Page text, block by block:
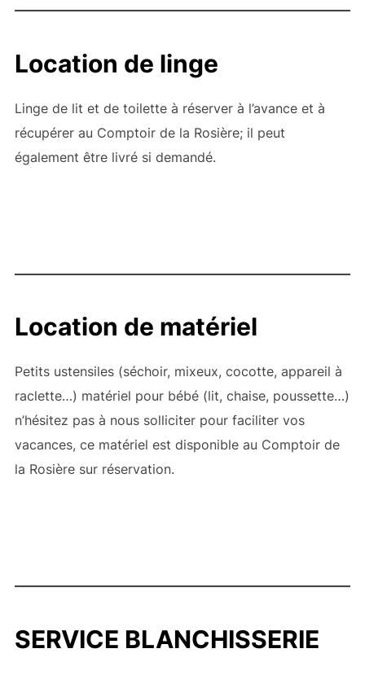
Location de linge
Linge de lit et de toilette à réserver à l’avance et à
récupérer au Comptoir de la Rosière; il peut
également être livré si demandé.
Location de matériel
Petits ustensiles (séchoir, mixeux, cocotte, appareil à
raclette…) matériel pour bébé (lit, chaise, poussette…)
n’hésitez pas à nous solliciter pour faciliter vos
vacances, ce matériel est disponible au Comptoir de
la Rosière sur réservation.
SERVICE BLANCHISSERIE